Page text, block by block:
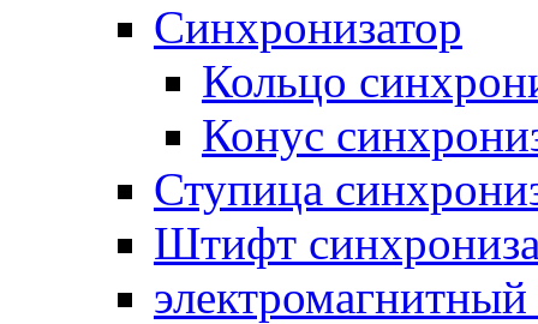
Синхронизатор
Кольцо
Конус
Ступица
Штифт
электромагнитный